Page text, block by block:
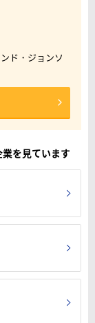
ド・ジョンソ
を見ています